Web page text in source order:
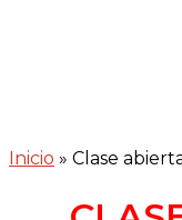
Inicio » Clase